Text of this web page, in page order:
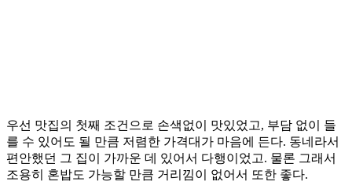
우선 맛집의 첫째 조건으로 손색없이 맛있었고, 부담 없이 들
를 수 있어도 될 만큼 저렴한 가격대가 마음에 든다. 동네라서
편안했던 그 집이 가까운 데 있어서 다행이었고. 물론 그래서
조용히 혼밥도 가능할 만큼 거리낌이 없어서 또한 좋다.